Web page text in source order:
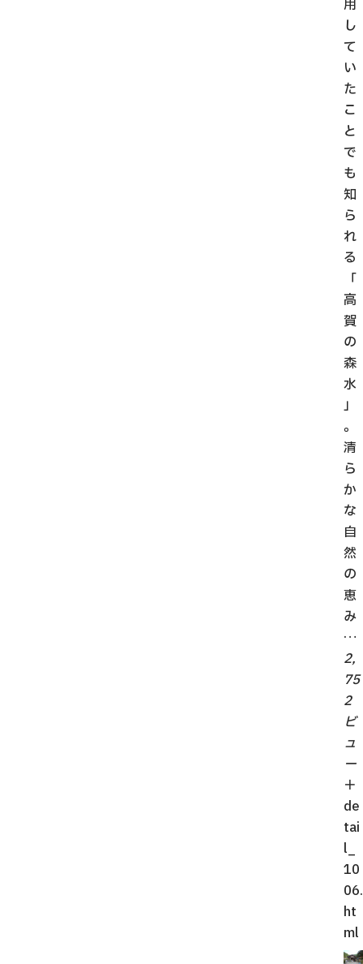
用
し
て
い
た
こ
と
で
も
知
ら
れ
る
「
高
賀
の
森
水
」
。
清
ら
か
な
自
然
の
恵
み
…
2,
75
2
ビ
ュ
ー
＋
de
tai
l_
10
06.
ht
ml